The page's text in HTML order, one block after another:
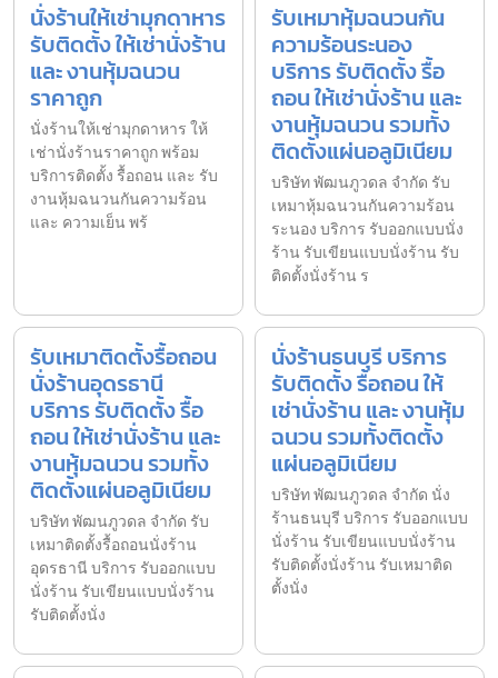
นั่งร้านให้เช่ามุกดาหาร
รับติดตั้ง ให้เช่านั่งร้าน
และ งานหุ้มฉนวน
ราคาถูก
นั่งร้านให้เช่ามุกดาหาร ให้
เช่านั่งร้านราคาถูก พร้อม
บริการติดตั้ง รื้อถอน และ รับ
งานหุ้มฉนวนกันความร้อน
และ ความเย็น พร้
รับเหมาหุ้มฉนวนกัน
ความร้อนระนอง
บริการ รับติดตั้ง รื้อ
ถอน ให้เช่านั่งร้าน และ
งานหุ้มฉนวน รวมทั้ง
ติดตั้งแผ่นอลูมิเนียม
บริษัท พัฒนภูวดล จำกัด รับ
เหมาหุ้มฉนวนกันความร้อน
ระนอง บริการ รับออกแบบนั่ง
ร้าน รับเขียนแบบนั่งร้าน รับ
ติดตั้งนั่งร้าน ร
รับเหมาติดตั้งรื้อถอน
นั่งร้านอุดรธานี
บริการ รับติดตั้ง รื้อ
ถอน ให้เช่านั่งร้าน และ
งานหุ้มฉนวน รวมทั้ง
ติดตั้งแผ่นอลูมิเนียม
บริษัท พัฒนภูวดล จำกัด รับ
เหมาติดตั้งรื้อถอนนั่งร้าน
อุดรธานี บริการ รับออกแบบ
นั่งร้าน รับเขียนแบบนั่งร้าน
รับติดตั้งนั่ง
นั่งร้านธนบุรี บริการ
รับติดตั้ง รื้อถอน ให้
เช่านั่งร้าน และ งานหุ้ม
ฉนวน รวมทั้งติดตั้ง
แผ่นอลูมิเนียม
บริษัท พัฒนภูวดล จำกัด นั่ง
ร้านธนบุรี บริการ รับออกแบบ
นั่งร้าน รับเขียนแบบนั่งร้าน
รับติดตั้งนั่งร้าน รับเหมาติด
ตั้งนั่ง